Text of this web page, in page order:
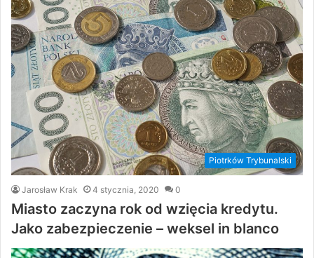
Piotrków Trybunalski
Jarosław Krak 4 stycznia, 2020 0
Miasto zaczyna rok od wzięcia kredytu.
Jako zabezpieczenie – weksel in blanco